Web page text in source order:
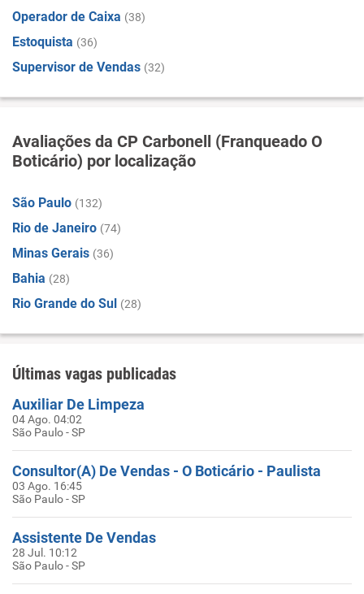
Operador de Caixa (38)
Estoquista (36)
Supervisor de Vendas (32)
Avaliações da CP Carbonell (Franqueado O
Boticário) por localização
São Paulo (132)
Rio de Janeiro (74)
Minas Gerais (36)
Bahia (28)
Rio Grande do Sul (28)
Últimas vagas publicadas
Auxiliar De Limpeza
04 Ago. 04:02
São Paulo - SP
Consultor(A) De Vendas - O Boticário - Paulista
03 Ago. 16:45
São Paulo - SP
Assistente De Vendas
28 Jul. 10:12
São Paulo - SP